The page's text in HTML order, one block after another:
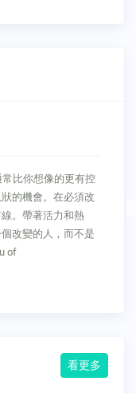
比你想像的更有控
的機會。在必須改
。帶著活力和熱
改變的人，而不是
of
看更多